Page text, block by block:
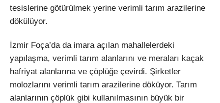
tesislerine götürülmek yerine verimli tarım arazilerine
dökülüyor.
İzmir Foça’da da imara açılan mahallelerdeki
yapılaşma, verimli tarım alanlarını ve meraları kaçak
hafriyat alanlarına ve çöplüğe çevirdi. Şirketler
molozlarını verimli tarım arazilerine döküyor. Tarım
alanlarının çöplük gibi kullanılmasının büyük bir